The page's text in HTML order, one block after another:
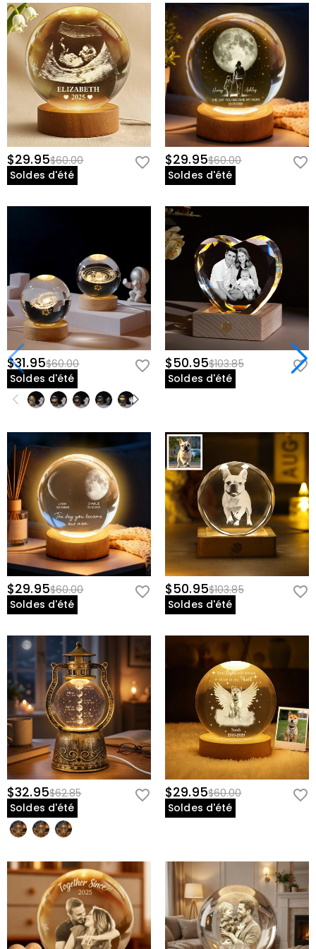
Alimentation électrique:Alimenté par USB
$29.95$60.00
Soldes d'été
$29.95$60.00
Soldes d'été
$31.95$60.00
Soldes d'été
$50.95$103.85
Soldes d'été
$29.95$60.00
Soldes d'été
$50.95$103.85
Soldes d'été
$32.95$62.85
Soldes d'été
$29.95$60.00
Soldes d'été